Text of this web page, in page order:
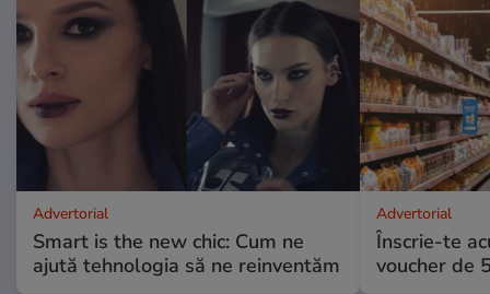
Advertorial
Smart is the new chic: Cum ne
ajută tehnologia să ne reinventăm
Advertorial
Înscrie-te
voucher de